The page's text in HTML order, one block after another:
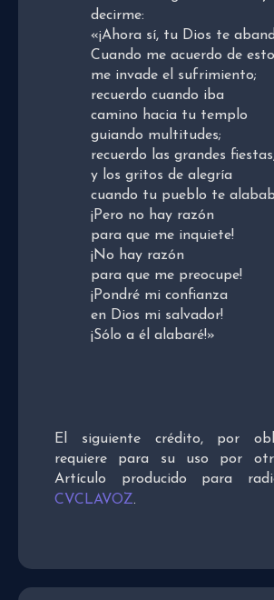
decirme:
«¡Ahora sí, tu Dios te
Cuando me acuerdo de
me invade el sufrimiento;
recuerdo cuando iba
camino hacia tu templo
guiando multitudes;
recuerdo las grandes
y los gritos de alegría
cuando tu pueblo te
¡Pero no hay razón
para que me inquiete!
¡No hay razón
para que me preocupe!
¡Pondré mi confianza
en Dios mi salvador!
¡Sólo a él alabaré!»
El siguiente crédito, por
requiere para su uso por
Artículo producido para
CVCLAVOZ.